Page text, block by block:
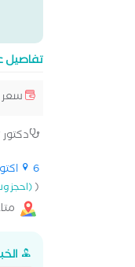
تفاصيل
6 اكتوبر
((احجز